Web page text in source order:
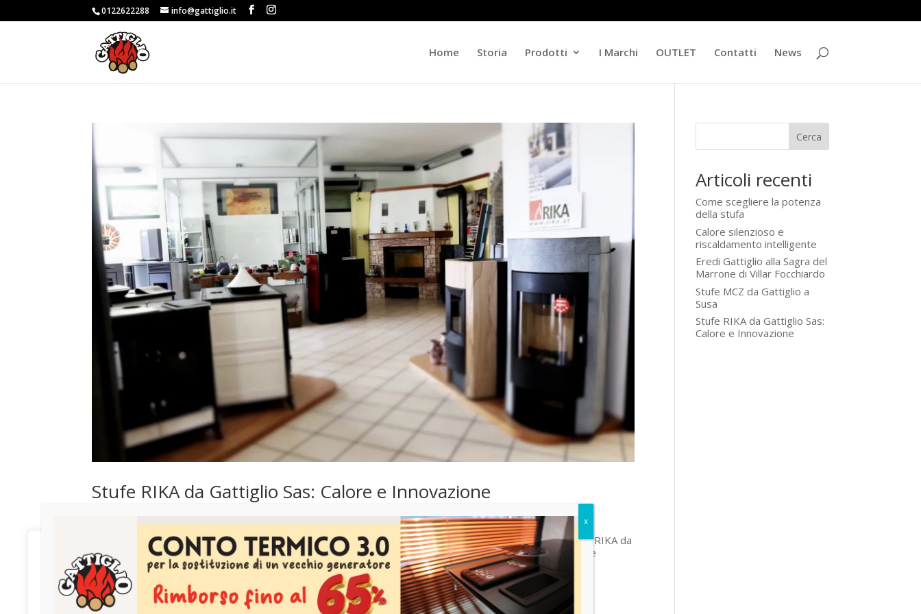
We value your privacy
We use cookies to enhance your browsing experience,
serve personalized ads or content, and analyze our traffic.
By clicking "Accept All", you consent to our use of cookies.
0122622288 info@gattiglio.it
Home Storia Prodotti I Marchi OUTLET Contatti News
Stufe RIKA da Gattiglio Sas: Calore e Innovazione
Se sei alla ricerca di stufe di alta qualità che offrano innovazione e benessere senza compromessi, le stufe RIKA da
Gattiglio Sas sono la risposta ideale. RIKA è stata fondata a Micheldorf nell’Austria Superiore nel 1951 ed è
un’azienda a conduzione...
Cerca
Articoli recenti
Come scegliere la potenza
della stufa
Calore silenzioso e
riscaldamento intelligente
Eredi Gattiglio alla Sagra del
Marrone di Villar Focchiardo
Stufe MCZ da Gattiglio a
Susa
Stufe RIKA da Gattiglio Sas:
Calore e Innovazione